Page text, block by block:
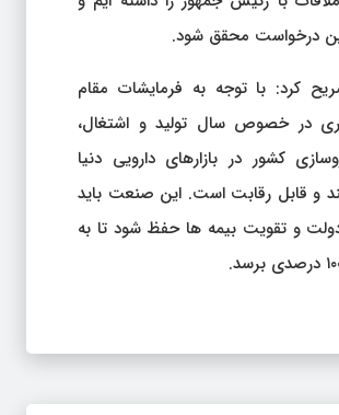
این درخواست محقق شود.
کرد: با توجه به فرمایشات مقام
در خصوص سال تولید و اشتغال،
کشور در بازارهای دارویی دنیا
و قابل رقابت است. این صنعت باید
و تقویت بیمه ها حفظ شود تا به